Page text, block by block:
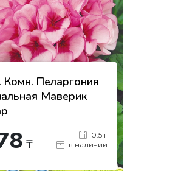
Пеларгония
Маверик
₸
0.5 г
в наличии